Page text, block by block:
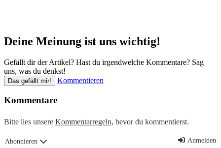
Deine Meinung ist uns wichtig!
Gefällt dir der Artikel? Hast du irgendwelche Kommentare? Sag
uns, was du denkst!
Das gefällt mir! Kommentieren
Kommentare
Bitte lies unsere Kommentarregeln, bevor du kommentierst.
Abonnieren Anmelden